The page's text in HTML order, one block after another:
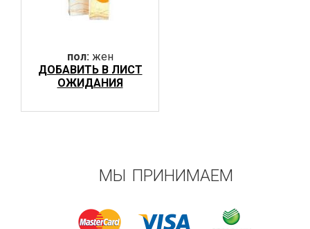
пол: жен
ДОБАВИТЬ В ЛИСТ
ОЖИДАНИЯ
МЫ ПРИНИМАЕМ